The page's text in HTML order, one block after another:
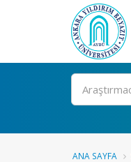
Ara
ANA SAYFA